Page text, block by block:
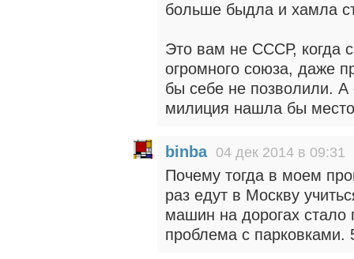
больше быдла и хамла
Это вам не СССР, когда
огромного союза, даже
бы себе не позволили. А
милиция нашла бы
binba 04 дек 2014 в 09:31
Почему тогда в моем
раз едут в Москву
машин на дорогах стало
проблема с парковками.